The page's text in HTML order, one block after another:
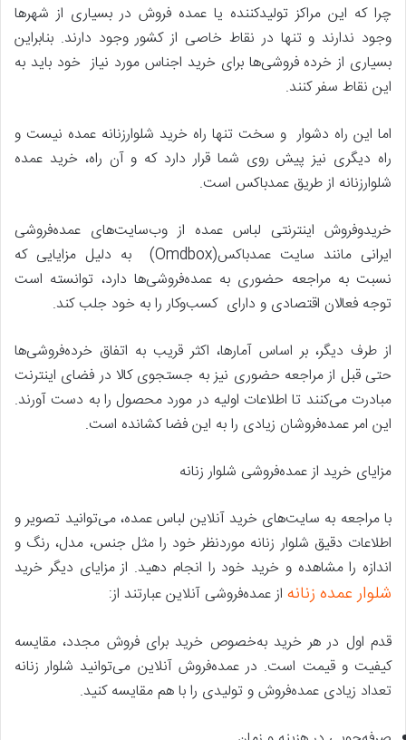
چرا که این مراکز تولیدکننده یا عمده فروش در بسیاری از شهرها
وجود ندارند و تنها در نقاط خاصی از کشور وجود دارند. بنابراین
بسیاری از خرده فروشی‌ها برای خرید اجناس مورد نیاز خود باید به
این نقاط سفر کنند.
اما این راه دشوار و سخت تنها راه خرید شلوارزنانه عمده نیست و
راه دیگری نیز پیش روی شما قرار دارد که و آن راه، خرید عمده
شلوارزنانه از طریق عمدباکس است.
خریدوفروش اینترنتی لباس عمده از وب‌سایت‌های عمده‌فروشی
ایرانی مانند سایت عمدباکس(Omdbox) به دلیل مزایایی که
نسبت به مراجعه حضوری به عمده‌فروشی‌ها دارد، توانسته است
توجه فعالان اقتصادی و دارای کسب‌وکار را به خود جلب کند.
از طرف دیگر، بر اساس آمارها، اکثر قریب به اتفاق خرده‌فروشی‌ها
حتی قبل از مراجعه حضوری نیز به جستجوی کالا در فضای اینترنت
مبادرت می‌کنند تا اطلاعات اولیه در مورد محصول را به دست آورند.
این امر عمده‌فروشان زیادی را به این فضا کشانده است.
مزایای خرید از عمده‌فروشی شلوار زنانه
با مراجعه به سایت‌‌های خرید آنلاین لباس عمده، می‌توانید تصویر و
اطلاعات دقیق شلوار زنانه موردنظر خود را مثل جنس، مدل، رنگ و
اندازه را مشاهده و خرید خود را انجام دهید. از مزایای دیگر خرید
شلوار عمده زنانه از عمده‌فروشی آنلاین عبارتند از:
قدم اول در هر خرید به‌خصوص خرید برای فروش مجدد، مقایسه
کیفیت و قیمت است. در عمده‌فروش آنلاین می‌توانید شلوار زنانه
تعداد زیادی عمده‌فروش و تولیدی را با هم مقایسه کنید.